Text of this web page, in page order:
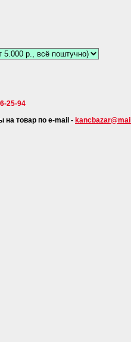
25-94
на товар по e-mail -